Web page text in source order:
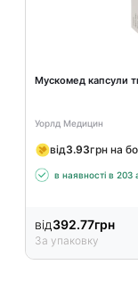
Мускомед капсули
Уорлд Медицин
від3.93грн на
в наявності в 203
від392.77грн
За упаковку